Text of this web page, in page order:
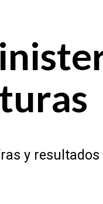
y resultados